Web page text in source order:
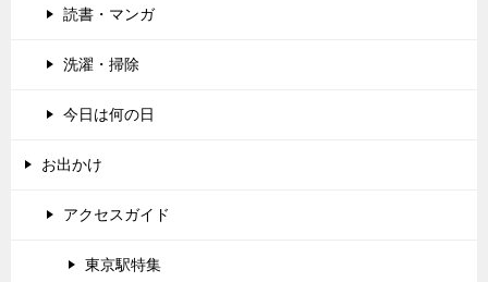
読書・マンガ
洗濯・掃除
今日は何の日
お出かけ
アクセスガイド
東京駅特集